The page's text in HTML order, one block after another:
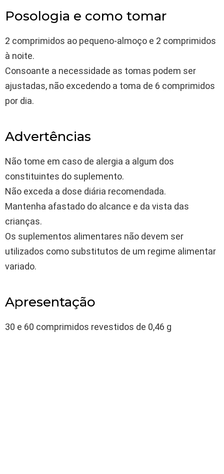
Posologia e como tomar
2 comprimidos ao pequeno-almoço e 2 comprimidos
à noite.
Consoante a necessidade as tomas podem ser
ajustadas, não excedendo a toma de 6 comprimidos
por dia.
Advertências
Não tome em caso de alergia a algum dos
constituintes do suplemento.
Não exceda a dose diária recomendada.
Mantenha afastado do alcance e da vista das
crianças.
Os suplementos alimentares não devem ser
utilizados como substitutos de um regime alimentar
variado.
Apresentação
30 e 60 comprimidos revestidos de 0,46 g